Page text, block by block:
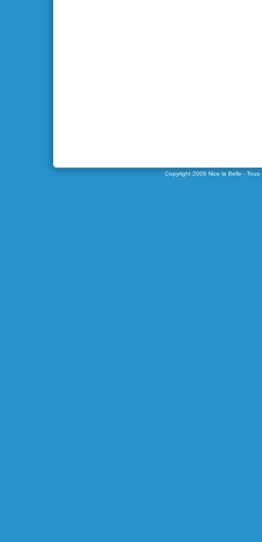
Copyright 2009 Nice la Belle - Tous